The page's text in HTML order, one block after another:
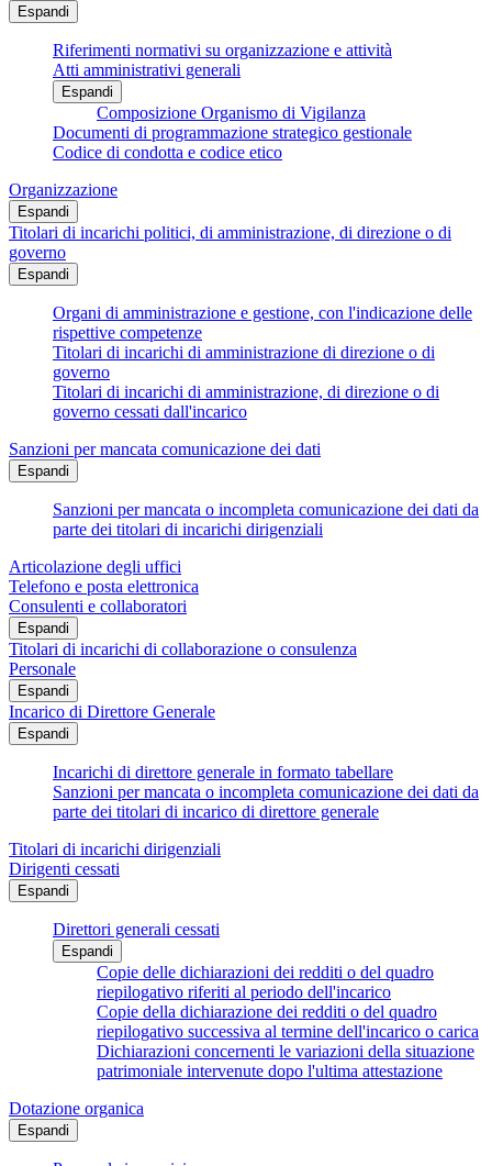
Espandi
Riferimenti normativi su organizzazione e attività
Atti amministrativi generali
Espandi
Composizione Organismo di Vigilanza
Documenti di programmazione strategico gestionale
Codice di condotta e codice etico
Organizzazione
Espandi
Titolari di incarichi politici, di amministrazione, di direzione o di
governo
Espandi
Organi di amministrazione e gestione, con l'indicazione delle
rispettive competenze
Titolari di incarichi di amministrazione di direzione o di
governo
Titolari di incarichi di amministrazione, di direzione o di
governo cessati dall'incarico
Sanzioni per mancata comunicazione dei dati
Espandi
Sanzioni per mancata o incompleta comunicazione dei dati da
parte dei titolari di incarichi dirigenziali
Articolazione degli uffici
Telefono e posta elettronica
Consulenti e collaboratori
Espandi
Titolari di incarichi di collaborazione o consulenza
Personale
Espandi
Incarico di Direttore Generale
Espandi
Incarichi di direttore generale in formato tabellare
Sanzioni per mancata o incompleta comunicazione dei dati da
parte dei titolari di incarico di direttore generale
Titolari di incarichi dirigenziali
Dirigenti cessati
Espandi
Direttori generali cessati
Espandi
Copie delle dichiarazioni dei redditi o del quadro
riepilogativo riferiti al periodo dell'incarico
Copie della dichiarazione dei redditi o del quadro
riepilogativo successiva al termine dell'incarico o carica
Dichiarazioni concernenti le variazioni della situazione
patrimoniale intervenute dopo l'ultima attestazione
Dotazione organica
Espandi